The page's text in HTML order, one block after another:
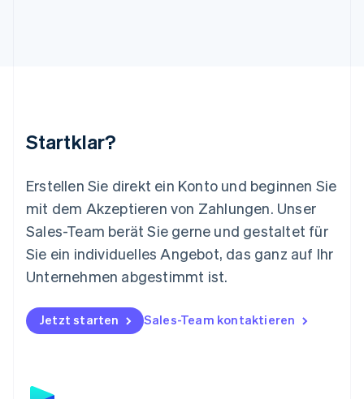
Startklar?
Erstellen Sie direkt ein Konto und beginnen Sie
mit dem Akzeptieren von Zahlungen. Unser
Sales-Team berät Sie gerne und gestaltet für
Sie ein individuelles Angebot, das ganz auf Ihr
Unternehmen abgestimmt ist.
Jetzt starten Sales-Team kontaktieren
Mexiko
English
Niederlande
Nederlands English
Norwegen
English
Österreich
Polen
English
Portugal